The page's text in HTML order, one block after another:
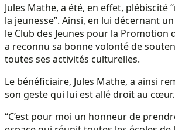
Jules Mathe, a été, en effet, plébiscité
la jeunesse”. Ainsi, en lui décernant
le Club des Jeunes pour la Promotion
a reconnu sa bonne volonté de
toutes ses activités culturelles.
Le bénéficiaire, Jules Mathe, a ainsi
son geste qui lui est allé droit au cœur.
“C’est pour moi un honneur de